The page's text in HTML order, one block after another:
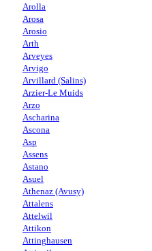
Arolla
Arosa
Arosio
Arth
Arveyes
Arvigo
Arvillard (Salins)
Arzier-Le Muids
Arzo
Ascharina
Ascona
Asp
Assens
Astano
Asuel
Athenaz (Avusy)
Attalens
Attelwil
Attikon
Attinghausen